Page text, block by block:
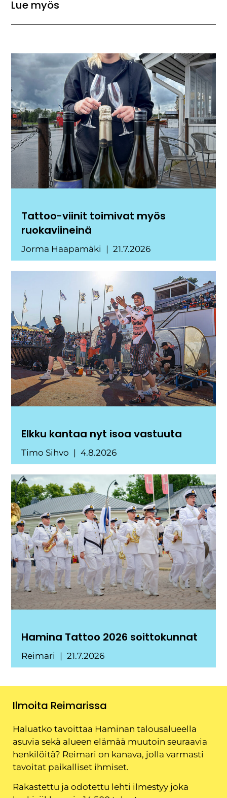
Lue myös
Tattoo-viinit toimivat myös
ruokaviineinä
Jorma Haapamäki 21.7.2026
Elkku kantaa nyt isoa vastuuta
Timo Sihvo 4.8.2026
Hamina Tattoo 2026 soittokunnat
Reimari 21.7.2026
Ilmoita Reimarissa
Haluatko tavoittaa Haminan talousalueella
asuvia sekä alueen elämää muutoin seuraavia
henkilöitä? Reimari on kanava, jolla varmasti
tavoitat paikalliset ihmiset.
Rakastettu ja odotettu lehti ilmestyy joka